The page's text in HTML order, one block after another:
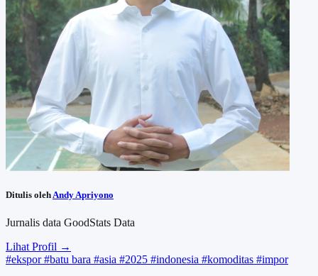
Ditulis oleh Andy Apriyono
Jurnalis data GoodStats Data
Lihat Profil →
#ekspor#batu bara #asia #2025 #indonesia #komoditas #impor